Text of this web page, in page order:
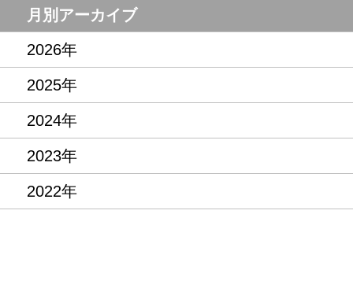
月別アーカイブ
2026年
2025年
2024年
2023年
2022年